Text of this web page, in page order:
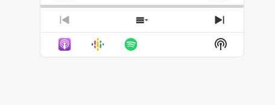
Previous
Episode
Show
Episodes
Next
Episode
Show
Podcast